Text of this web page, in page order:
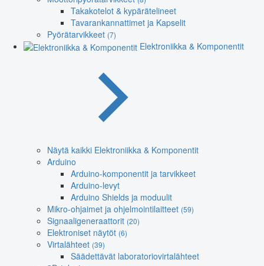
Takakotelot & kypärätelineet
Tavarankannattimet ja Kapselit
Pyörätarvikkeet (7)
Elektroniikka & Komponentit
Näytä kaikki Elektroniikka & Komponentit
Arduino
Arduino-komponentit ja tarvikkeet
Arduino-levyt
Arduino Shields ja moduulit
Mikro-ohjaimet ja ohjelmointilaitteet (59)
Signaaligeneraattorit (20)
Elektroniset näytöt (6)
Virtalähteet (39)
Säädettävät laboratoriovirtalähteet